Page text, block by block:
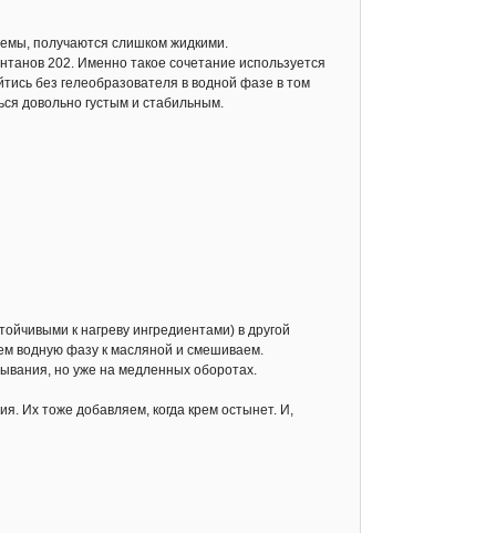
получаются слишком жидкими.
202. Именно такое сочетание используется
без гелеобразователя в водной фазе в том
довольно густым и стабильным.
к нагреву ингредиентами) в другой
водную фазу к масляной и смешиваем.
но уже на медленных оборотах.
Их тоже добавляем, когда крем остынет. И,